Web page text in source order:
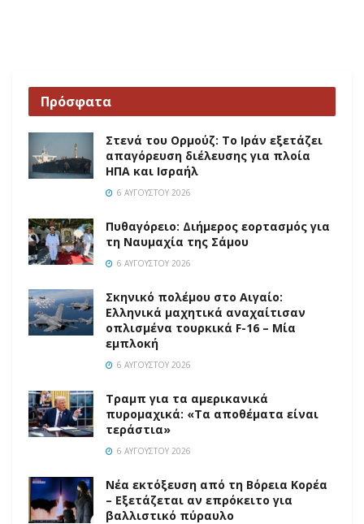
Πρόσφατα
Στενά του Ορμούζ: Το Ιράν εξετάζει
απαγόρευση διέλευσης για πλοία
ΗΠΑ και Ισραήλ
6 ΑΥΓΟΎΣΤΟΥ 2026
Πυθαγόρειο: Διήμερος εορτασμός για
τη Ναυμαχία της Σάμου
6 ΑΥΓΟΎΣΤΟΥ 2026
Σκηνικό πολέμου στο Αιγαίο:
Ελληνικά μαχητικά αναχαίτισαν
οπλισμένα τουρκικά F-16 – Μία
εμπλοκή
6 ΑΥΓΟΎΣΤΟΥ 2026
Τραμπ για τα αμερικανικά
πυρομαχικά: «Τα αποθέματα είναι
τεράστια»
6 ΑΥΓΟΎΣΤΟΥ 2026
Νέα εκτόξευση από τη Βόρεια Κορέα
– Εξετάζεται αν επρόκειτο για
βαλλιστικό πύραυλο